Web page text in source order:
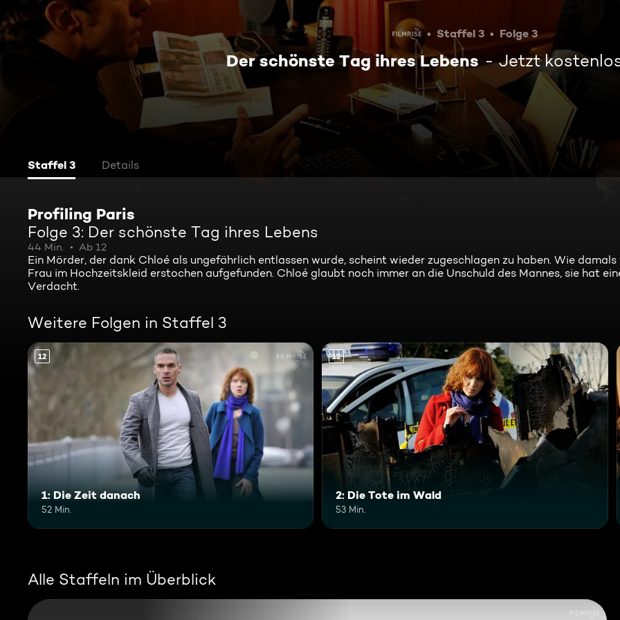
Staffel 3 Folge 3
Der schönste Tag ihres Lebens Jetzt
Staffel 3 Details
Profiling Paris
Folge 3: Der schönste Tag ihres Lebens
44 Min. Ab 12
Ein Mörder, der dank Chloé als ungefährlich entlassen wurde, scheint wieder zugeschlagen zu haben. Wie damals
Frau im Hochzeitskleid erstochen aufgefunden. Chloé glaubt noch immer an die Unschuld des Mannes, sie hat
Verdacht.
Weitere Folgen in Staffel 3
12
1: Die Zeit danach
52 Min.
12
2: Die Tote im Wald
53 Min.
Alle Staffeln im Überblick